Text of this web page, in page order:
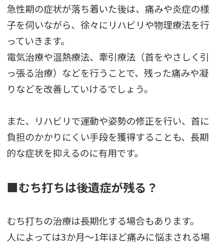
急性期の症状が落ち着いた後は、痛みや炎症の様
子を伺いながら、徐々にリハビリや物理療法を行
っていきます。
電気治療や温熱療法、牽引療法（首をやさしく引
っ張る治療）などを行うことで、残った痛みや凝
りなどを改善していけるでしょう。
また、リハビリで運動や姿勢の修正を行い、首に
負担のかかりにくい手段を獲得することも、長期
的な症状を抑えるのに有用です。
■むち打ちは後遺症が残る？
むち打ちの治療は長期化する場合もあります。
人によっては3か月～1年ほど痛みに悩まされる場